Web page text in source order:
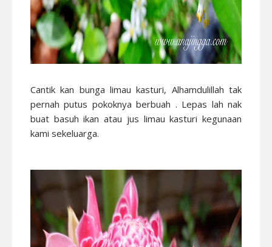
Cantik kan bunga limau kasturi, Alhamdulillah tak
pernah putus pokoknya berbuah . Lepas lah nak
buat basuh ikan atau jus limau kasturi kegunaan
kami sekeluarga.